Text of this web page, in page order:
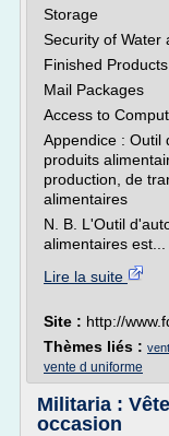
Storage
Security of Water
Finished Products
Mail Packages
Access to
Appendice : Outil
produits
production, de
alimentaires
N. B. L'Outil
alimentaires est...
Lire la suite
Site : http://
Thèmes liés :
vente d uniforme
Militaria :
occasion